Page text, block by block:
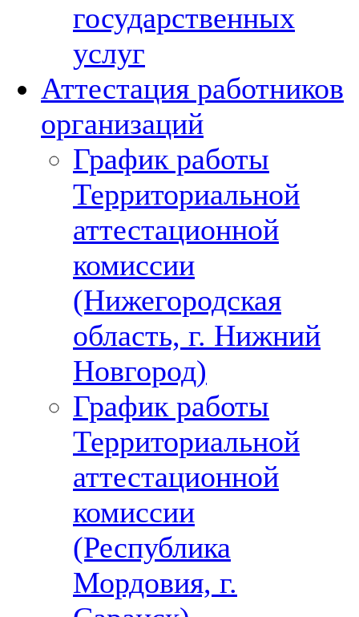
государственных
услуг
Аттестация работников
организаций
График работы
Территориальной
аттестационной
комиссии
(Нижегородская
область, г. Нижний
Новгород)
График работы
Территориальной
аттестационной
комиссии
(Республика
Мордовия, г.